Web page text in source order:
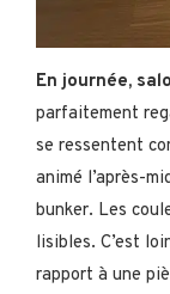
En journée,
parfaitement
se ressentent
animé l’après-
bunker. Les
lisibles. C’est
rapport à une